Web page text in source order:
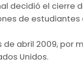
decidió el
de
de abril 2009,
Unidos.